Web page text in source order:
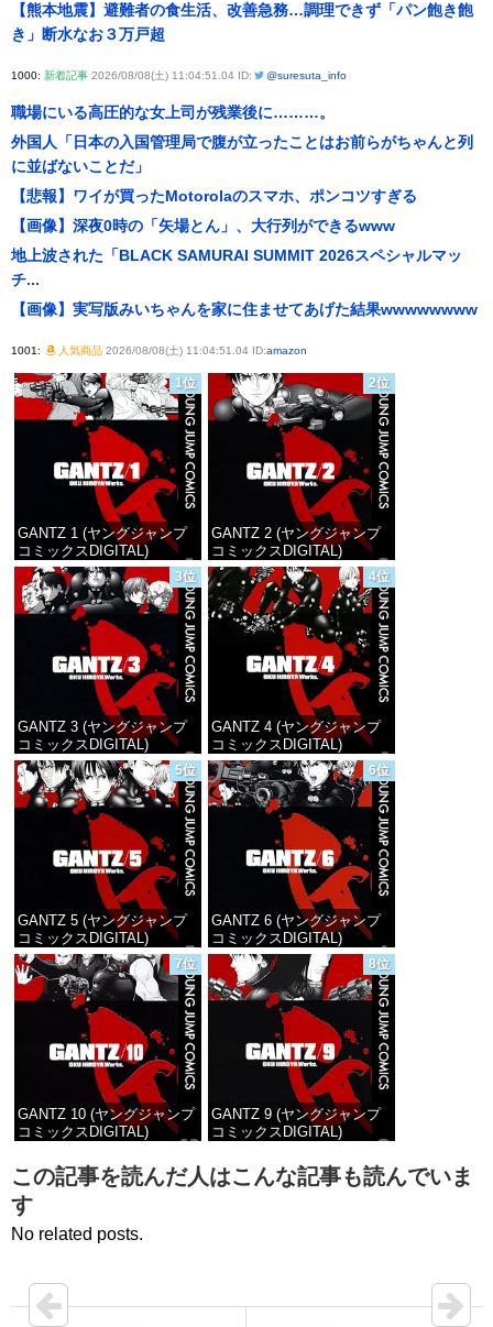
【熊本地震】避難者の食生活、改善急務…調理できず「パン飽き飽
き」断水なお３万戸超
1000: 新着記事 2026/08/08(土) 11:04:51.04 ID: @suresuta_info
職場にいる高圧的な女上司が残業後に………。
外国人「日本の入国管理局で腹が立ったことはお前らがちゃんと列
に並ばないことだ」
【悲報】ワイが買ったMotorolaのスマホ、ポンコツすぎる
【画像】深夜0時の「矢場とん」、大行列ができるwww
地上波された「BLACK SAMURAI SUMMIT 2026スペシャルマッ
チ...
【画像】実写版みいちゃんを家に住ませてあげた結果wwwwwwww
1001: 人気商品2026/08/08(土) 11:04:51.04 ID:amazon
1位
GANTZ 1 (ヤングジャンプ
コミックスDIGITAL)
価格：¥100
2位
GANTZ 2 (ヤングジャンプ
コミックスDIGITAL)
価格：¥100
3位
GANTZ 3 (ヤングジャンプ
コミックスDIGITAL)
価格：¥100
4位
GANTZ 4 (ヤングジャンプ
コミックスDIGITAL)
価格：¥100
5位
GANTZ 5 (ヤングジャンプ
コミックスDIGITAL)
価格：¥100
6位
GANTZ 6 (ヤングジャンプ
コミックスDIGITAL)
価格：¥100
7位
GANTZ 10 (ヤングジャンプ
コミックスDIGITAL)
価格：¥100
8位
GANTZ 9 (ヤングジャンプ
コミックスDIGITAL)
価格：¥100
この記事を読んだ人はこんな記事も読んでいま
す
No related posts.